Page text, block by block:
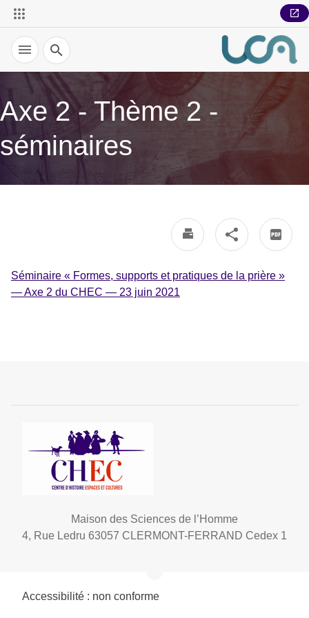
Recherche
Axe 2 - Thème 2 -
séminaires
Séminaire « Formes, supports et pratiques de la prière »
— Axe 2 du CHEC — 23 juin 2021
Maison des Sciences de l’Homme
4, Rue Ledru 63057 CLERMONT-FERRAND Cedex 1
Accessibilité : non conforme